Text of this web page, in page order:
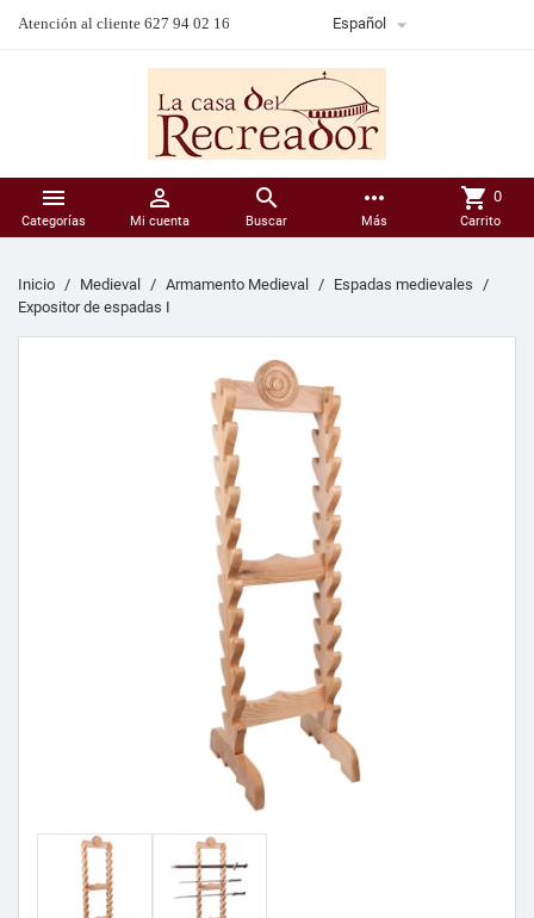
Atención al cliente 627 94 02 16 Español 

Categorías

Mi cuenta

Buscar
more_horiz
Más
shopping_cart 0
Carrito
Inicio Medieval Armamento Medieval
Espadas medievales
Expositor de espadas I